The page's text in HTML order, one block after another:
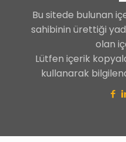
Bu sitede bulunan
sahibinin ürettiği
olan
Lütfen içerik
kullanarak